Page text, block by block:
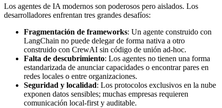
Los agentes de IA modernos son poderosos pero aislados. Los
desarrolladores enfrentan tres grandes desafíos:
Fragmentación de frameworks: Un agente construido con
LangChain no puede delegar de forma nativa a otro
construido con CrewAI sin código de unión ad-hoc.
Falta de descubrimiento: Los agentes no tienen una forma
estandarizada de anunciar capacidades o encontrar pares en
redes locales o entre organizaciones.
Seguridad y localidad: Los protocolos exclusivos en la nube
exponen datos sensibles; muchas empresas requieren
comunicación local-first y auditable.